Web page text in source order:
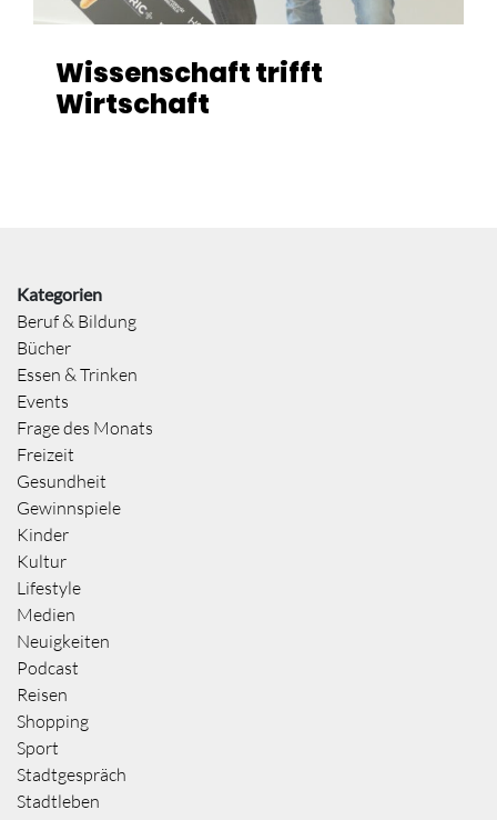
Wissenschaft trifft
Wirtschaft
Kategorien
Beruf & Bildung
Bücher
Essen & Trinken
Events
Frage des Monats
Freizeit
Gesundheit
Gewinnspiele
Kinder
Kultur
Lifestyle
Medien
Neuigkeiten
Podcast
Reisen
Shopping
Sport
Stadtgespräch
Stadtleben